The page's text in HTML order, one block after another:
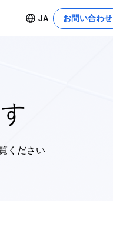
JA お問い合わせ
ください